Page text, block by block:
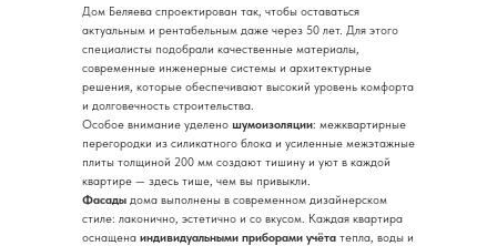
Дом Беляева спроектирован так, чтобы оставаться
актуальным и рентабельным даже через 50 лет. Для этого
специалисты подобрали качественные материалы,
современные инженерные системы и архитектурные
решения, которые обеспечивают высокий уровень комфорта
и долговечность строительства.
Особое внимание уделено шумоизоляции: межквартирные
перегородки из силикатного блока и усиленные межэтажные
плиты толщиной 200 мм создают тишину и уют в каждой
квартире — здесь тише, чем вы привыкли.
Фасады дома выполнены в современном дизайнерском
стиле: лаконично, эстетично и со вкусом. Каждая квартира
оснащена индивидуальными приборами учёта тепла, воды и